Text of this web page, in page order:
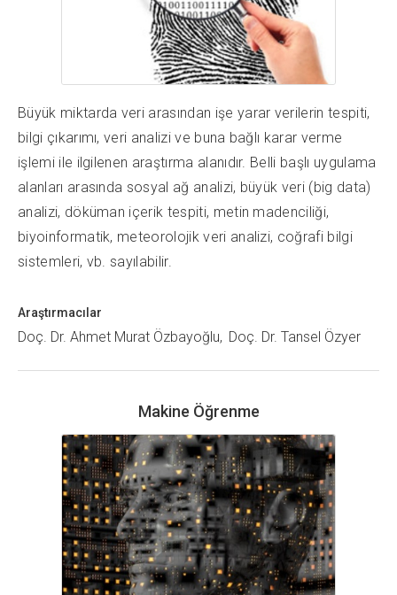
Büyük miktarda veri arasından işe yarar verilerin tespiti,
bilgi çıkarımı, veri analizi ve buna bağlı karar verme
işlemi ile ilgilenen araştırma alanıdır. Belli başlı uygulama
alanları arasında sosyal ağ analizi, büyük veri (big data)
analizi, döküman içerik tespiti, metin madenciliği,
biyoinformatik, meteorolojik veri analizi, coğrafi bilgi
sistemleri, vb. sayılabilir.
Araştırmacılar
Doç. Dr. Ahmet Murat Özbayoğlu Doç. Dr. Tansel Özyer
Makine Öğrenme